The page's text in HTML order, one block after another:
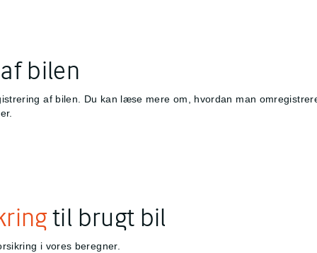
bilen
af bilen. Du kan læse mere om, hvordan man
til brugt bil
i vores beregner.